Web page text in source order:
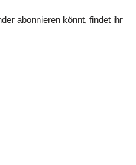
abonnieren könnt, findet ihr